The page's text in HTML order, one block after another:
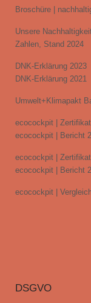
Broschüre |
Unsere
Zahlen, Stand 2024
DNK-Erklärung 2023
DNK-Erklärung 2021
Umwelt+Klimapakt
ecocockpit |
ecocockpit | Bericht
ecocockpit | Zertifikat
ecocockpit | Bericht
ecocockpit |
DSGVO